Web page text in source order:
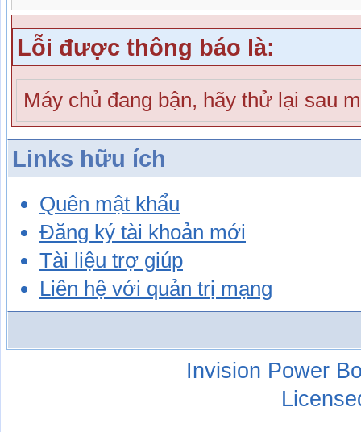
Lỗi được thông báo là:
Máy chủ đang bận, hãy thử lại sau
Links hữu ích
Quên mật khẩu
Đăng ký tài khoản mới
Tài liệu trợ giúp
Liên hệ với quản trị mạng
Invision Power